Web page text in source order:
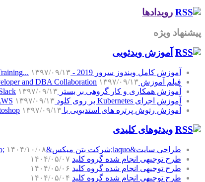
رویدادها
پیشنهاد ویژه
آموزش‌ ویدئویی
آموزش کامل ویندوز سرور 2019 - Windows Server 2019 Essential Training...
۱۳۹۷/۰۹/۱۳
فیلم آموزش SQL Server: Developer and DBA Collaboration ۱۳۹۷/۰۹/۱۳
آموزش همکاری و کار گروهی بر بستر Slack ۱۳۹۷/۰۹/۱۳
آموزش اجرای Kubernetes بر روی کلود AWS
۱۳۹۷/۰۹/۱۳
آموزش رتوش پرتره های استدیویی با Photoshop ۱۳۹۷/۰۹/۱۳
ویدئوهای کلیدی
طراحی سایت&laquo;شرکت بتن میکس&raquo;
۱۴۰۴/۱۰/۰۸
طرح توجیهی انجام شده گروه کلید ۱۴۰۴/۰۵/۰۷
طرح توجیهی انجام شده گروه کلید ۱۴۰۴/۰۵/۰۶
طرح توجیهی انجام شده گروه کلید ۱۴۰۴/۰۵/۰۴